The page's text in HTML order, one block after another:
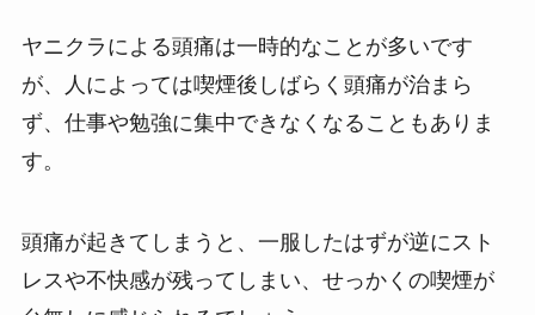
ヤニクラによる頭痛は一時的なことが多いです
が、人によっては喫煙後しばらく頭痛が治まら
ず、仕事や勉強に集中できなくなることもありま
す。
頭痛が起きてしまうと、一服したはずが逆にスト
レスや不快感が残ってしまい、せっかくの喫煙が